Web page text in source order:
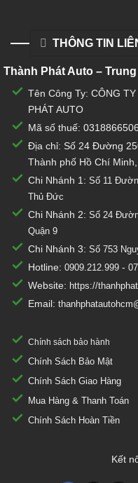
THÔNG TIN
Thành Phát Auto –
Tên Công Ty: CÔNG
PHÁT AUTO
Mã số thuế: 0318866506
Địa chỉ: Số 24 Đường
Thành phố Hồ Chí
Chi Nhánh 1: Số 11
Thủ Đức
Chi Nhánh 2: Số 24
Quận 9
Chi Nhánh 3: Số 753
Hotline: 0909.212.999 -
Website: https://
Email:
Chính sách bảo hành
Chính Sách Bảo Mật
Chính Sách Giao Hàng
Mua Hàng & Thanh Toán
Chính Sách Hoàn Tiền
Kết